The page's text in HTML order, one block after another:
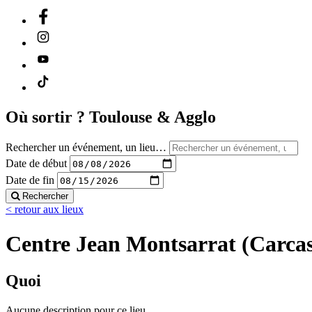
Où sortir ? Toulouse & Agglo
Rechercher un événement, un lieu…
Date de début
Date de fin
Rechercher
< retour aux lieux
Centre Jean Montsarrat
Quoi